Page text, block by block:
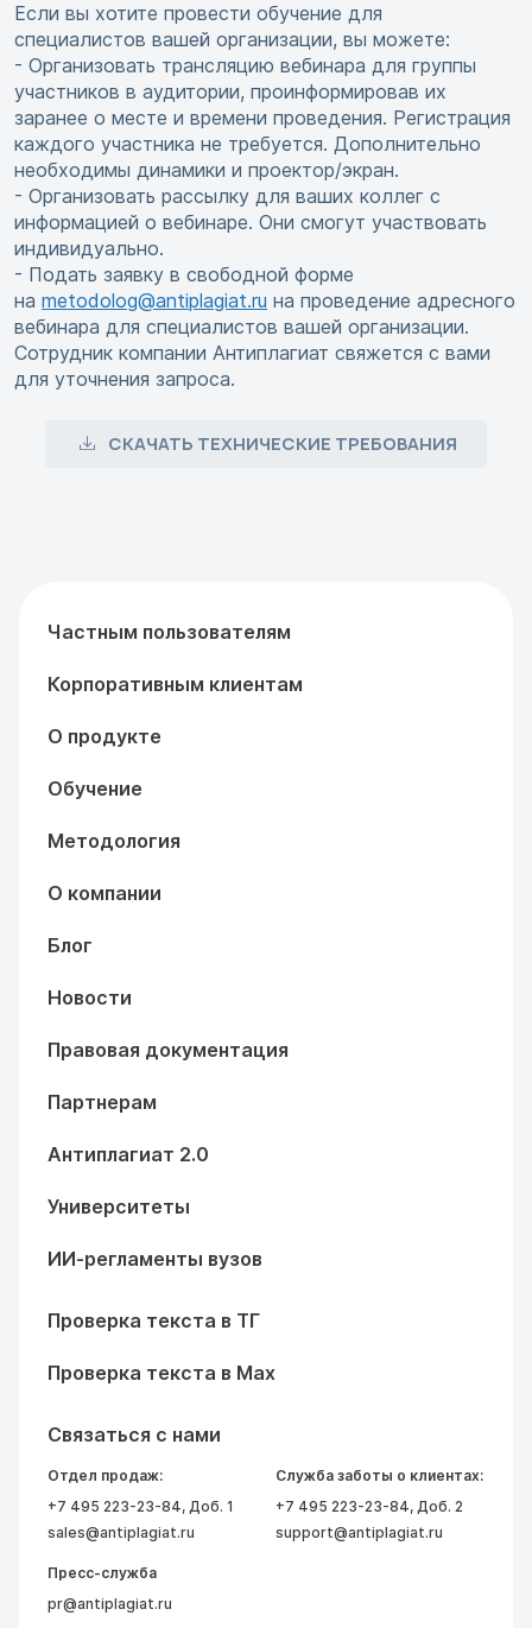
Если вы хотите провести обучение для
специалистов вашей организации, вы можете:
- Организовать трансляцию вебинара для группы
участников в аудитории, проинформировав их
заранее о месте и времени проведения. Регистрация
каждого участника не требуется. Дополнительно
необходимы динамики и проектор/экран.
- Организовать рассылку для ваших коллег с
информацией о вебинаре. Они смогут участвовать
индивидуально.
- Подать заявку в свободной форме
на metodolog@antiplagiat.ru на проведение адресного
вебинара для специалистов вашей организации.
Сотрудник компании Антиплагиат свяжется с вами
для уточнения запроса.
СКАЧАТЬ ТЕХНИЧЕСКИЕ ТРЕБОВАНИЯ
Частным пользователям
Корпоративным клиентам
О продукте
Обучение
Методология
О компании
Блог
Новости
Правовая документация
Партнерам
Антиплагиат 2.0
Университеты
ИИ-регламенты вузов
Проверка текста в ТГ
Проверка текста в Max
Связаться с нами
Отдел продаж:
+7 495 223-23-84, Доб. 1
sales@antiplagiat.ru
Служба заботы о клиентах:
+7 495 223-23-84, Доб. 2
support@antiplagiat.ru
Пресс-служба
pr@antiplagiat.ru